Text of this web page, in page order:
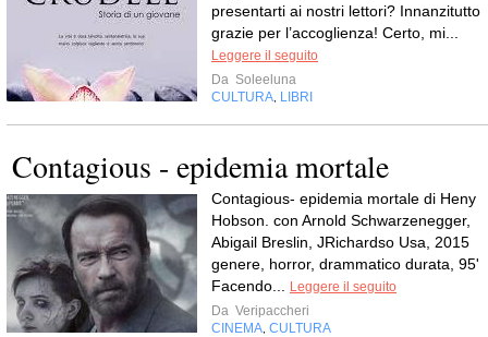
presentarti ai nostri lettori? Innanzitutto
grazie per l’accoglienza! Certo, mi...
Leggere il seguito
Da Soleeluna
CULTURA LIBRI
Contagious - epidemia mortale
Contagious- epidemia mortale di Heny
Hobson. con Arnold Schwarzenegger,
Abigail Breslin, JRichardso Usa, 2015
genere, horror, drammatico durata, 95'
Facendo...
Leggere il seguito
Da Veripaccheri
CINEMA CULTURA